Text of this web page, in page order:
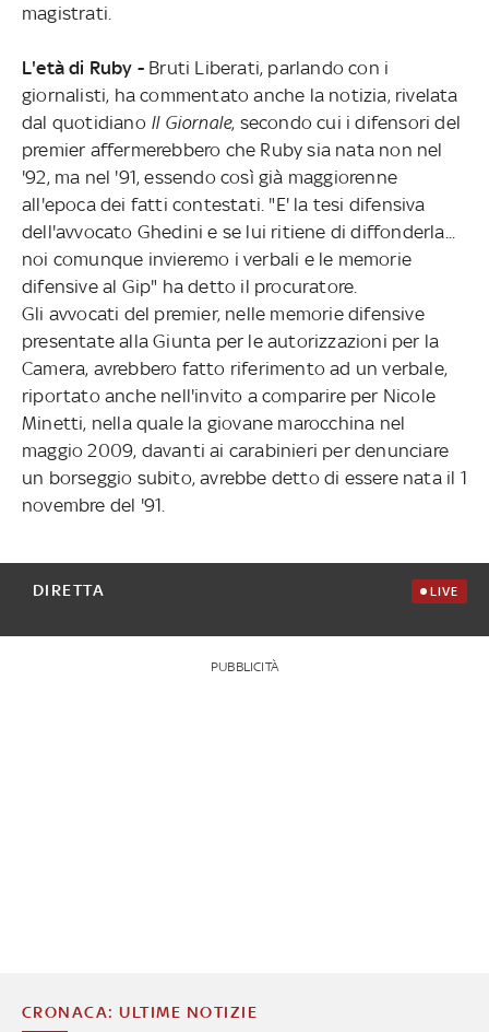
magistrati.
L'età di Ruby - Bruti Liberati, parlando con i
giornalisti, ha commentato anche la notizia, rivelata
dal quotidiano Il Giornale, secondo cui i difensori del
premier affermerebbero che Ruby sia nata non nel
'92, ma nel '91, essendo così già maggiorenne
all'epoca dei fatti contestati. "E' la tesi difensiva
dell'avvocato Ghedini e se lui ritiene di diffonderla...
noi comunque invieremo i verbali e le memorie
difensive al Gip" ha detto il procuratore.
Gli avvocati del premier, nelle memorie difensive
presentate alla Giunta per le autorizzazioni per la
Camera, avrebbero fatto riferimento ad un verbale,
riportato anche nell'invito a comparire per Nicole
Minetti, nella quale la giovane marocchina nel
maggio 2009, davanti ai carabinieri per denunciare
un borseggio subito, avrebbe detto di essere nata il 1
novembre del '91.
DIRETTA LIVE
PUBBLICITÀ
CRONACA: ULTIME NOTIZIE